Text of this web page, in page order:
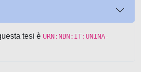
tesi è URN:NBN:IT:UNINA-